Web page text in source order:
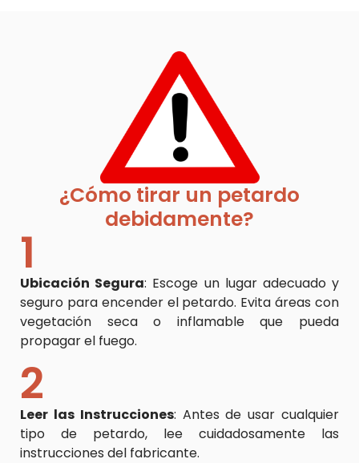
¿Cómo tirar un petardo
debidamente?
1
Ubicación Segura: Escoge un lugar adecuado y
seguro para encender el petardo. Evita áreas con
vegetación seca o inflamable que pueda
propagar el fuego.
2
Leer las Instrucciones: Antes de usar cualquier
tipo de petardo, lee cuidadosamente las
instrucciones del fabricante.